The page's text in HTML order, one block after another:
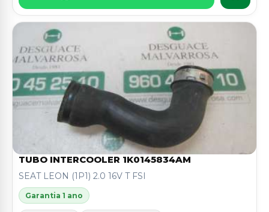
TUBO INTERCOOLER 1K0145834AM
SEAT LEON (1P1) 2.0 16V T FSI
Garantia 1 ano